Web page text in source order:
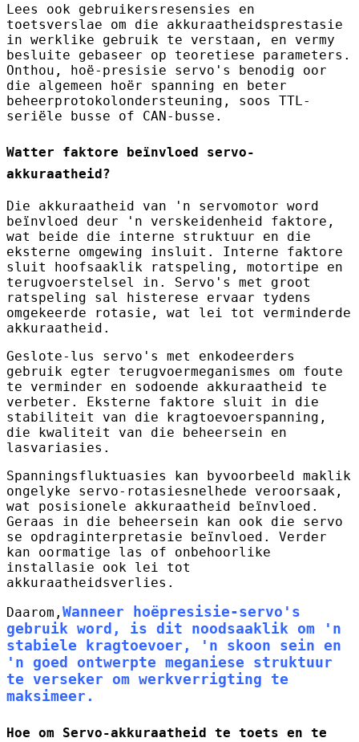
Lees ook gebruikersresensies en
toetsverslae om die akkuraatheidsprestasie
in werklike gebruik te verstaan, en vermy
besluite gebaseer op teoretiese parameters.
Onthou, hoë-presisie servo's benodig oor
die algemeen hoër spanning en beter
beheerprotokolondersteuning, soos TTL-
seriële busse of CAN-busse.
Watter faktore beïnvloed servo-
akkuraatheid?
Die akkuraatheid van 'n servomotor word
beïnvloed deur 'n verskeidenheid faktore,
wat beide die interne struktuur en die
eksterne omgewing insluit. Interne faktore
sluit hoofsaaklik ratspeling, motortipe en
terugvoerstelsel in. Servo's met groot
ratspeling sal histerese ervaar tydens
omgekeerde rotasie, wat lei tot verminderde
akkuraatheid.
Geslote-lus servo's met enkodeerders
gebruik egter terugvoermeganismes om foute
te verminder en sodoende akkuraatheid te
verbeter. Eksterne faktore sluit in die
stabiliteit van die kragtoevoerspanning,
die kwaliteit van die beheersein en
lasvariasies.
Spanningsfluktuasies kan byvoorbeeld maklik
ongelyke servo-rotasiesnelhede veroorsaak,
wat posisionele akkuraatheid beïnvloed.
Geraas in die beheersein kan ook die servo
se opdraginterpretasie beïnvloed. Verder
kan oormatige las of onbehoorlike
installasie ook lei tot
akkuraatheidsverlies.
Daarom, Wanneer hoëpresisie-servo's
gebruik word, is dit noodsaaklik om 'n
stabiele kragtoevoer, 'n skoon sein en
'n goed ontwerpte meganiese struktuur
te verseker om werkverrigting te
maksimeer.
Hoe om Servo-akkuraatheid te toets en te